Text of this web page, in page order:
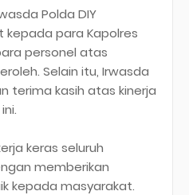
Polda DIY
para Kapolres
personel atas
Selain itu, Irwasda
terima kasih atas kinerja
keras seluruh
memberikan
kepada masyarakat.